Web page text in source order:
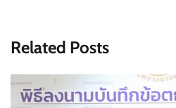
Related Posts